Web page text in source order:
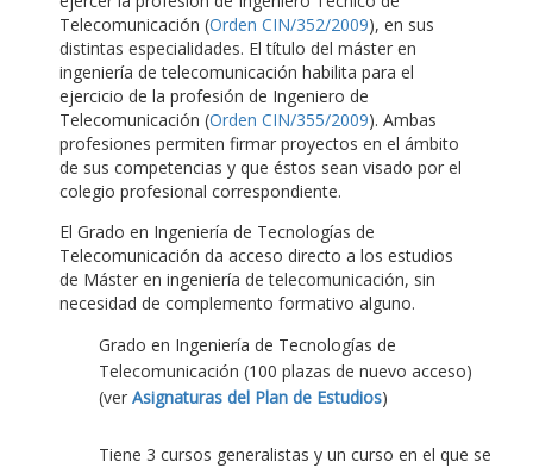
Telecomunicación (Orden CIN/352/2009), en sus
distintas especialidades. El título del máster en
ingeniería de telecomunicación habilita para el
ejercicio de la profesión de Ingeniero de
Telecomunicación (Orden CIN/355/2009). Ambas
profesiones permiten firmar proyectos en el ámbito
de sus competencias y que éstos sean visado por el
colegio profesional correspondiente.
El Grado en Ingeniería de Tecnologías de
Telecomunicación da acceso directo a los estudios
de Máster en ingeniería de telecomunicación, sin
necesidad de complemento formativo alguno.
Grado en Ingeniería de Tecnologías de
Telecomunicación (100 plazas de nuevo acceso)
(ver Asignaturas del Plan de Estudios)
Tiene 3 cursos generalistas y un curso en el que se